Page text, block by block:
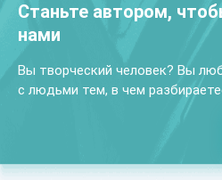
Станьте автором,
нами
Вы творческий человек? Вы
с людьми тем, в чем